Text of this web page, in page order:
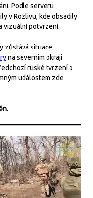
Podle serveru
v Rozlivu, kde obsadily
vizuální potvrzení.
zůstává situace
na severním okraji
ruské tvrzení o
událostem zde